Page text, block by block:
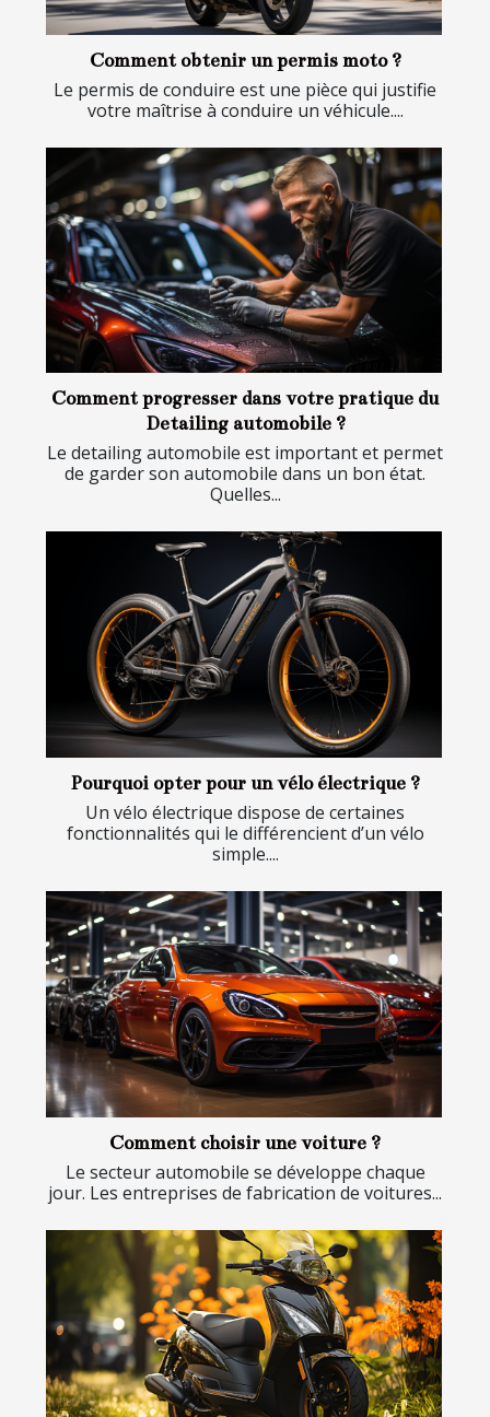
Comment obtenir un permis moto ?
Le permis de conduire est une pièce qui justifie
votre maîtrise à conduire un véhicule....
Comment progresser dans votre pratique du
Detailing automobile ?
Le detailing automobile est important et permet
de garder son automobile dans un bon état.
Quelles...
Pourquoi opter pour un vélo électrique ?
Un vélo électrique dispose de certaines
fonctionnalités qui le différencient d’un vélo
simple....
Comment choisir une voiture ?
Le secteur automobile se développe chaque
jour. Les entreprises de fabrication de voitures...